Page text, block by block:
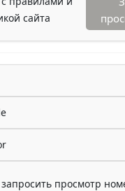
сайта
просмотр